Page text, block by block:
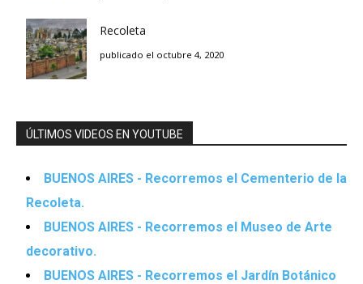
Recoleta
publicado el octubre 4, 2020
ÚLTIMOS VIDEOS EN YOUTUBE
BUENOS AIRES - Recorremos el Cementerio de la
Recoleta.
BUENOS AIRES - Recorremos el Museo de Arte
decorativo.
BUENOS AIRES - Recorremos el Jardín Botánico